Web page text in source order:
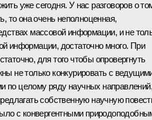
уже сегодня. У нас разговоров о
то она очень неполноценная,
массовой информации, и не
информации, достаточно много. При
для того чтобы опровергнуть
не только конкурировать с
по целому ряду научных направлений,
собственную научную
с конвергентными